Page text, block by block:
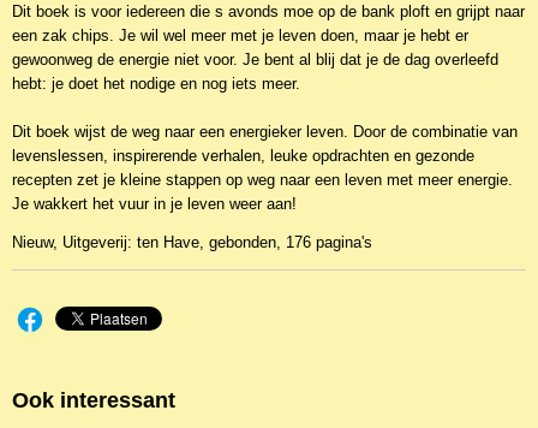
Dit boek is voor iedereen die s avonds moe op de bank ploft en grijpt naar
een zak chips. Je wil wel meer met je leven doen, maar je hebt er
gewoonweg de energie niet voor. Je bent al blij dat je de dag overleefd
hebt: je doet het nodige en nog iets meer.
Dit boek wijst de weg naar een energieker leven. Door de combinatie van
levenslessen, inspirerende verhalen, leuke opdrachten en gezonde
recepten zet je kleine stappen op weg naar een leven met meer energie.
Je wakkert het vuur in je leven weer aan!
Nieuw, Uitgeverij: ten Have, gebonden, 176 pagina's
Ook interessant